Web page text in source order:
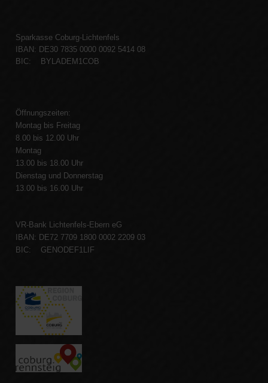
Sparkasse Coburg-Lichtenfels
IBAN: DE30 7835 0000 0092 5414 08
BIC: BYLADEM1COB
Öffnungszeiten:
Montag bis Freitag
8.00 bis 12.00 Uhr
Montag
13.00 bis 18.00 Uhr
Dienstag und Donnerstag
13.00 bis 16.00 Uhr
VR-Bank Lichtenfels-Ebern eG
IBAN: DE72 7709 1800 0002 2209 03
BIC: GENODEF1LIF